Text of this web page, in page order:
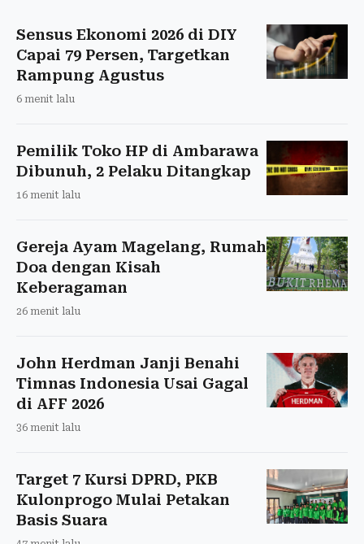
Sensus Ekonomi 2026 di DIY
Capai 79 Persen, Targetkan
Rampung Agustus
6 menit lalu
Pemilik Toko HP di Ambarawa
Dibunuh, 2 Pelaku Ditangkap
16 menit lalu
Gereja Ayam Magelang, Rumah
Doa dengan Kisah
Keberagaman
26 menit lalu
John Herdman Janji Benahi
Timnas Indonesia Usai Gagal
di AFF 2026
36 menit lalu
Target 7 Kursi DPRD, PKB
Kulonprogo Mulai Petakan
Basis Suara